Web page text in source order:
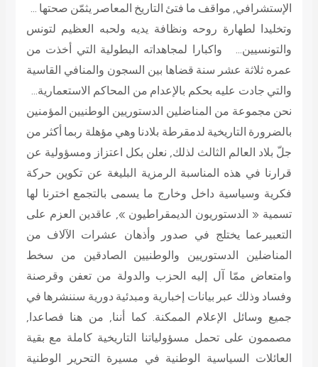
الإستشرافي, مواقف ما فتئ التاريخ المعاصر يثمّن صحتها …
وتخليدا لطهارة روحه ونظافة يديه ولحبه العظيم لتونس
والتونسيين… واكبارا لمجاهداته البطولية التي أخذت من
عمره ثلاثة عشر سنة قضاها بين السجون والمنافي القاسية
والتي جادت عليه بحكم بالإعدام من المحاكم الاستعمارية…
نحن مجموعة من المناضلين الدستوريين الوطنيين المؤمنين
بالضرورة التاريخية لدمقرطة بلادنا وهي مؤهلة ربما أكثر من
جلّ بلاد العالم الثالث لذلك, نعلن بكل اعتزاز ومسؤولية عن
قرارنا في هذه المناسبة الرمزية البليغة عن تكوين حركة
فكرية وسياسية داخل وخارج ما يسمى بالتجمع اخترنا لها
تسمية « الدستوريون الديمقراطيون », عاقدين العزم على
التعبيرعما يختلج في صدور وأذهان عشرات الآلاف من
المناضلين الدستوريين والوطنيين الصادقين من سخط
وامتعاض ممّا آل إليه الحزب والدولة من تعفن وقرصنة
وفساد وذلك عبر بيانات إخبارية ومبدئية دورية سننشرها في
جميع وسائل الإعلام الممكنة. كما أننا, من هنا فصاعدا,
مصممون على تحمل مسؤولياتنا التاريخية كاملة مع بقية
العائلات السياسية الوطنية في مسيرة التحرير الوطنية